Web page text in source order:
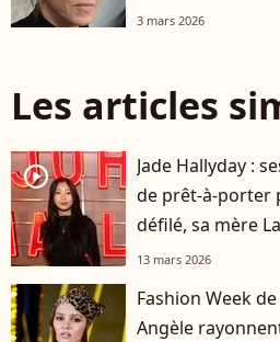
3 mars 2026
Les articles
player2
Jade Hallyday :
de prêt-à-porter
défilé, sa mère
13 mars 2026
Fashion Week
Angèle